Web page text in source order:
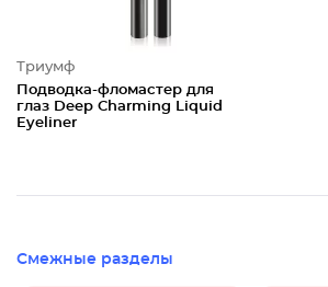
Триумф
Подводка-фломастер для
глаз Deep Charming Liquid
Eyeliner
Смежные разделы